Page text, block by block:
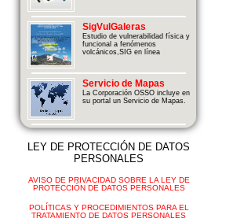
SigVulGaleras
Estudio de vulnerabilidad física y
funcional a fenómenos
volcánicos,SIG en línea
Servicio de Mapas
La Corporación OSSO incluye en
su portal un Servicio de Mapas.
LEY DE PROTECCIÓN DE DATOS
PERSONALES
AVISO DE PRIVACIDAD SOBRE LA LEY DE
PROTECCIÓN DE DATOS PERSONALES
POLÍTICAS Y PROCEDIMIENTOS PARA EL
TRATAMIENTO DE DATOS PERSONALES